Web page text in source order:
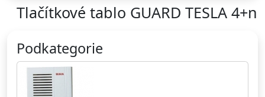
Tlačítkové tablo GUARD TESLA 4+n
Podkategorie